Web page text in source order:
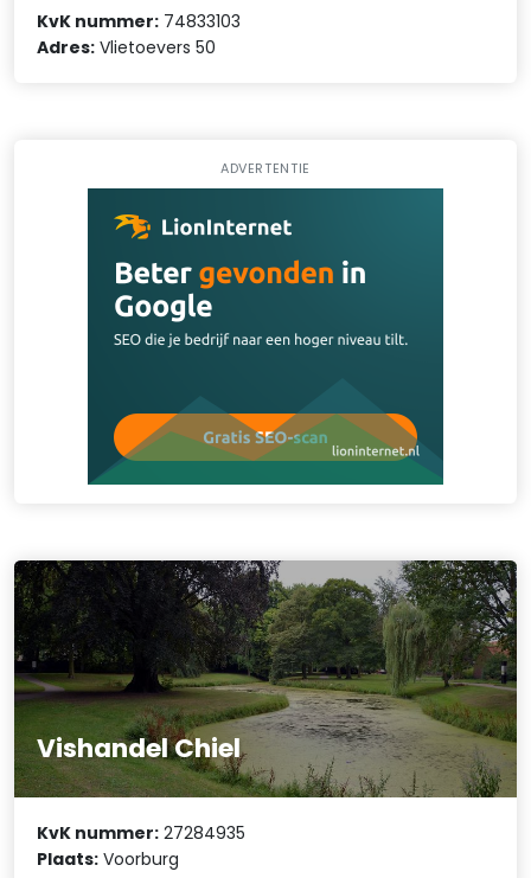
KvK nummer: 74833103
Adres: Vlietoevers 50
ADVERTENTIE
Vishandel Chiel
KvK nummer: 27284935
Plaats: Voorburg